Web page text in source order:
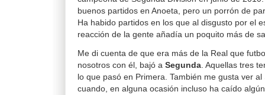
buenos partidos en Anoeta, pero un porrón de
Ha habido partidos en los que al disgusto por el
reacción de la gente añadía un poquito más de
Me di cuenta de que era más de la Real que
nosotros con él, bajó a Segunda . Aquellas tres
lo que pasó en Primera. También me gusta ver al
cuando, en alguna ocasión incluso ha caído